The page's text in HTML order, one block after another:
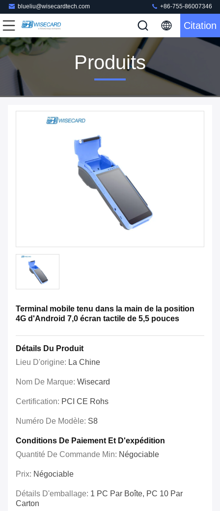
blueliu@wisecardtech.com +86-755-86007346
Citation
Produits
Terminal mobile tenu dans la main de la position
4G d'Android 7,0 écran tactile de 5,5 pouces
Détails Du Produit
Lieu D'origine: La Chine
Nom De Marque: Wisecard
Certification: PCI CE Rohs
Numéro De Modèle: S8
Conditions De Paiement Et D'expédition
Quantité De Commande Min: Négociable
Prix: Négociable
Détails D'emballage: 1 PC Par Boîte, PC 10 Par
Carton